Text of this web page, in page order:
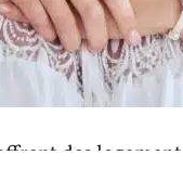
des